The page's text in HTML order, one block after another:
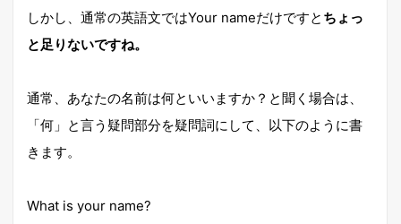
しかし、通常の英語文ではYour nameだけですと ちょっ
と足りないですね。
通常、あなたの名前は何といいますか？と聞く場合は、
「何」と言う疑問部分を疑問詞にして、以下のように書
きます。
What is your name?